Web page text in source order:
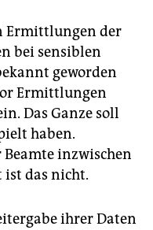
Ermittlungen der
bei sensiblen
geworden
Ermittlungen
Das Ganze soll
haben.
inzwischen
das nicht.
ihrer Daten